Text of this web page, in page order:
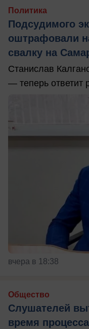
Политика
Подсудимого
оштрафовали
свалку на
Станислав
— теперь ответит
вчера в 18:38
Общество
Слушателей
время